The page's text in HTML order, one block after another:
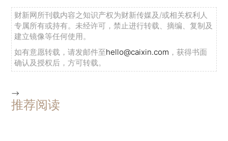
财新网所刊载内容之知识产权为财新传媒及/或相关权利人
专属所有或持有。未经许可，禁止进行转载、摘编、复制及
建立镜像等任何使用。
如有意愿转载，请发邮件至hello@caixin.com ，获得书面
确认及授权后，方可转载。
-->
推荐阅读